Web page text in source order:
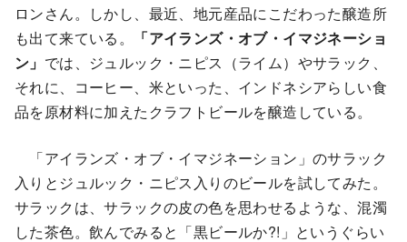
ロンさん。しかし、最近、地元産品にこだわった醸造所
も出て来ている。
「アイランズ・オブ・イマジネーショ
ン」 では、ジュルック・ニピス（ライム）やサラック、
それに、コーヒー、米といった、インドネシアらしい食
品を原材料に加えたクラフトビールを醸造している。
「アイランズ・オブ・イマジネーション」のサラック
入りとジュルック・ニピス入りのビールを試してみた。
サラックは、サラックの皮の色を思わせるような、混濁
した茶色。飲んでみると「黒ビールか?!」というぐらい